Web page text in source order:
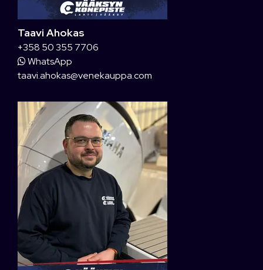
Taavi Ahokas
+358 50 355 7706
WhatsApp
taavi.ahokas@venekauppa.com